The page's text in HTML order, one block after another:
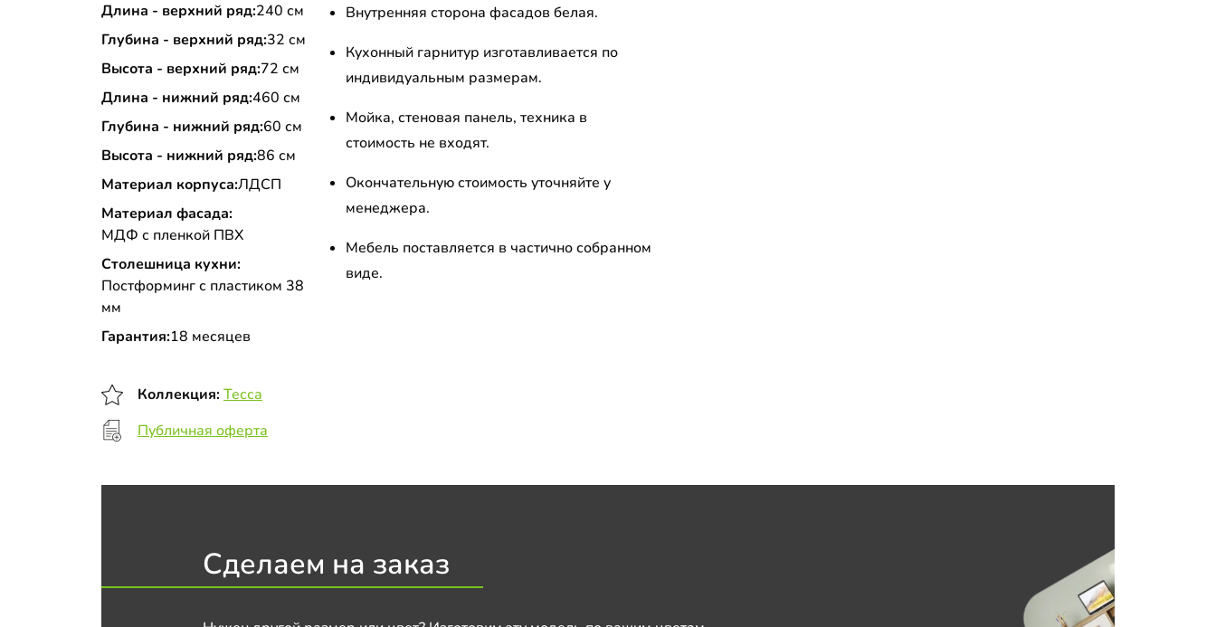
Длина - верхний ряд:240 см
Глубина - верхний ряд:32 см
Высота - верхний ряд:72 см
Длина - нижний ряд:460 см
Глубина - нижний ряд:60 см
Высота - нижний ряд:86 см
Материал корпуса:ЛДСП
Материал фасада:
МДФ с пленкой ПВХ
Столешница кухни:
Постформинг с пластиком 38
мм
Гарантия:18 месяцев
Внутренняя сторона фасадов белая.
Кухонный гарнитур изготавливается по
индивидуальным размерам.
Мойка, стеновая панель, техника в
стоимость не входят.
Окончательную стоимость уточняйте у
менеджера.
Мебель поставляется в частично собранном
виде.
Коллекция:Тесса
Публичная оферта
Сделаем на заказ